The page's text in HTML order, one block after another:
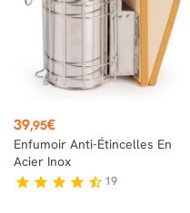
Prix
39,95€
Enfumoir Anti-Étincelles En
Acier Inox
star star star star star_half 19